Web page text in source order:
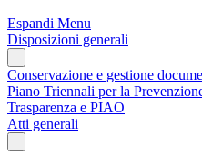
Espandi Menu
Disposizioni generali
Conservazione e gestione
Piano Triennali per la
Trasparenza e PIAO
Atti generali